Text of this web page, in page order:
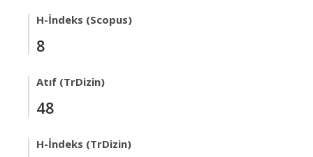
H-İndeks (Scopus)
8
Atıf (TrDizin)
48
H-İndeks (TrDizin)